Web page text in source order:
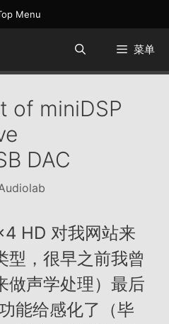
Menu
菜单
of miniDSP
DAC
HD 对我网站来
型，很早之前我曾
做声学处理）最后
能给感化了（毕